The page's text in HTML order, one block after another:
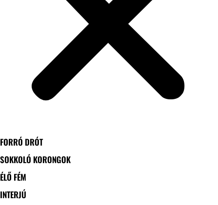
FORRÓ DRÓT
SOKKOLÓ KORONGOK
ÉLŐ FÉM
INTERJÚ